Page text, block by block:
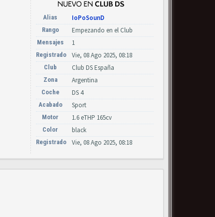
Alias IoPoSounD
Rango Empezando en el Club
Mensajes 1
Registrado Vie, 08 Ago 2025, 08:18
Club Club DS España
Zona Argentina
Coche DS 4
Acabado Sport
Motor 1.6 eTHP 165cv
Color black
Registrado Vie, 08 Ago 2025, 08:18